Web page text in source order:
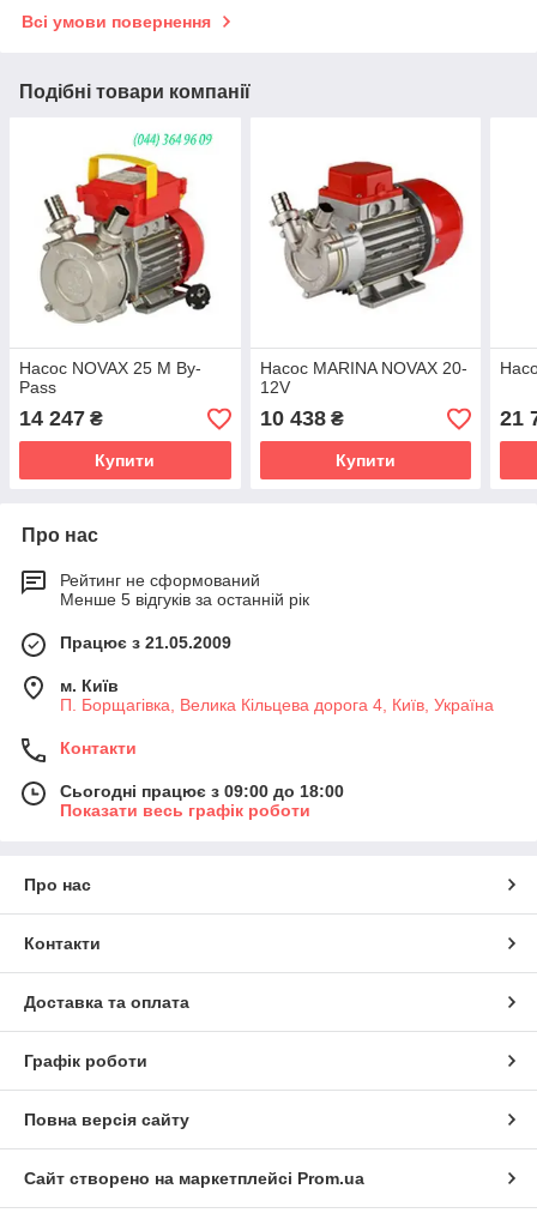
Всі умови повернення
Подібні товари компанії
Насос NOVAX 25 M By-
Pass
14 247 ₴
Купити
Насос MARINA NOVAX 20-
12V
10 438₴
Купити
21
Про нас
Рейтинг не сформований
Менше 5 відгуків за останній рік
Працює з 21.05.2009
м. Київ
П. Борщагівка, Велика Кільцева дорога 4, Київ, Україна
Контакти
Сьогодні працює з 09:00 до 18:00
Показати весь графік роботи
Про нас
Контакти
Доставка та оплата
Графік роботи
Повна версія сайту
Сайт створено на маркетплейсі Prom.ua